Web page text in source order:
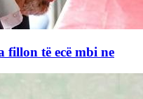
të ecë mbi ne